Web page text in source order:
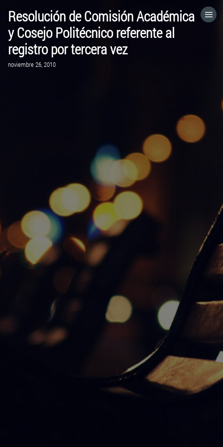
Resolución de Comisión Académica
y Cosejo Politécnico referente al
registro por tercera vez
noviembre 26, 2010
HOME
CATEGORÍAS